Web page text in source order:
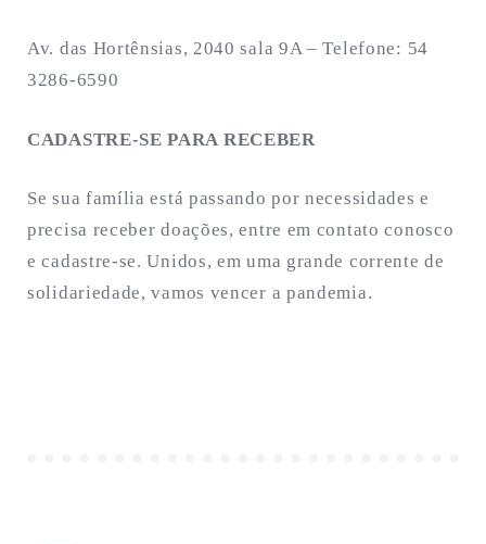
Av. das Hortênsias, 2040 sala 9A – Telefone: 54
3286-6590
CADASTRE-SE PARA RECEBER
Se sua família está passando por necessidades e
precisa receber doações, entre em contato conosco
e cadastre-se. Unidos, em uma grande corrente de
solidariedade, vamos vencer a pandemia.